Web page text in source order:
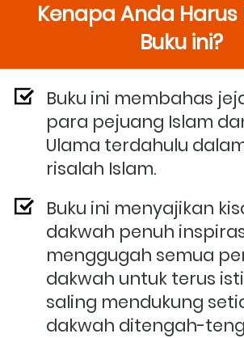
Kenapa Anda Harus
Buku ini?
Buku ini membahas
para pejuang Islam
Ulama terdahulu
risalah Islam.
Buku ini menyajikan
dakwah penuh
menggugah semua
dakwah untuk terus
saling mendukung
dakwah ditengah-